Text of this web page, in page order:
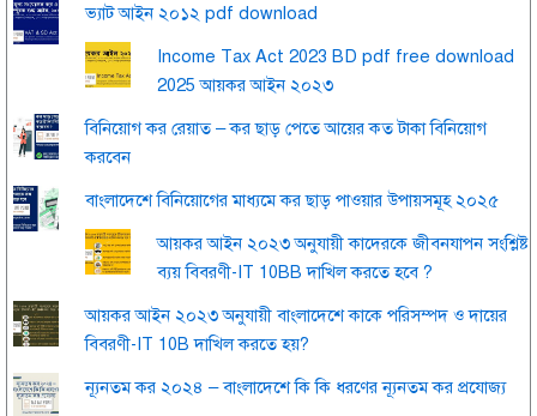
ভ্যাট আইন ২০১২ pdf download
Income Tax Act 2023 BD pdf free download
2025 আয়কর আইন ২০২৩
বিনিয়োগ কর রেয়াত – কর ছাড় পেতে আয়ের কত টাকা বিনিয়োগ
করবেন
বাংলাদেশে বিনিয়োগের মাধ্যমে কর ছাড় পাওয়ার উপায়সমূহ ২০২৫
আয়কর আইন ২০২৩ অনুযায়ী কাদেরকে জীবনযাপন সংশ্লিষ্ট
ব্যয় বিবরণী-IT 10BB দাখিল করতে হবে ?
আয়কর আইন ২০২৩ অনুযায়ী বাংলাদেশে কাকে পরিসম্পদ ও দায়ের
বিবরণী-IT 10B দাখিল করতে হয়?
ন্যূনতম কর ২০২৪ – বাংলাদেশে কি কি ধরণের ন্যূনতম কর প্রযোজ্য